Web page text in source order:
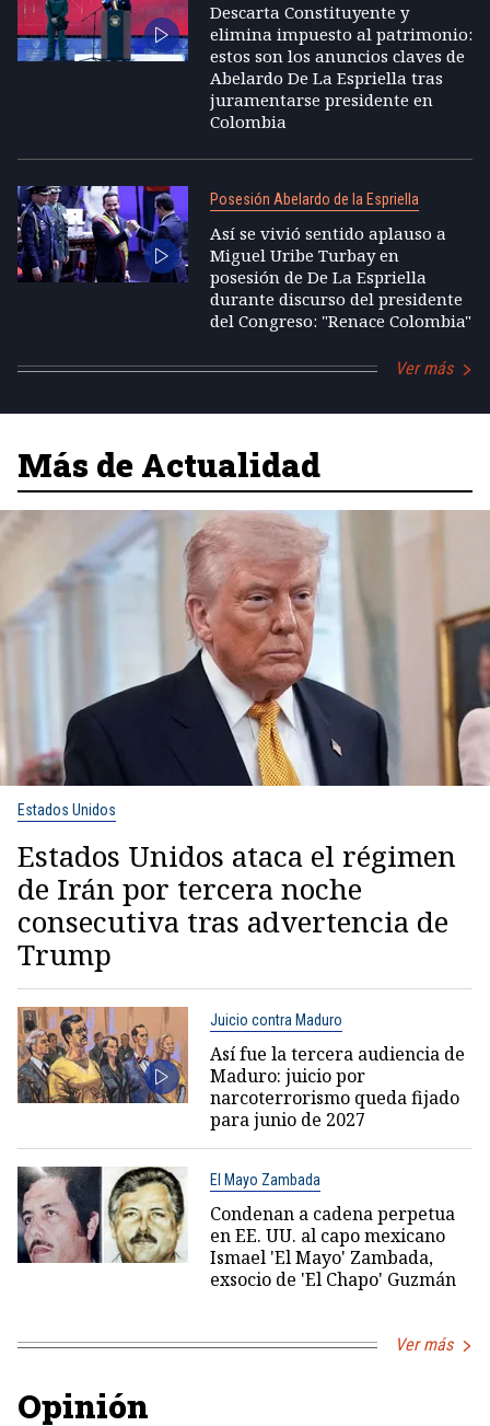
Descarta Constituyente y
elimina impuesto al patrimonio:
estos son los anuncios claves de
Abelardo De La Espriella tras
juramentarse presidente en
Colombia
Posesión Abelardo de la Espriella
Así se vivió sentido aplauso a
Miguel Uribe Turbay en
posesión de De La Espriella
durante discurso del presidente
del Congreso: "Renace Colombia"
Ver más
Más de Actualidad
Estados Unidos
Estados Unidos ataca el régimen
de Irán por tercera noche
consecutiva tras advertencia de
Trump
Juicio contra Maduro
Así fue la tercera audiencia de
Maduro: juicio por
narcoterrorismo queda fijado
para junio de 2027
El Mayo Zambada
Condenan a cadena perpetua
en EE. UU. al capo mexicano
Ismael 'El Mayo' Zambada,
exsocio de 'El Chapo' Guzmán
Ver más
Opinión